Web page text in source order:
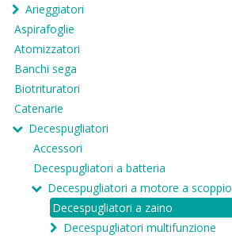
Arieggiatori
Aspirafoglie
Atomizzatori
Banchi sega
Biotrituratori
Catenarie
Decespugliatori
Accessori
Decespugliatori a batteria
Decespugliatori a motore a scoppio
Decespugliatori a zaino
Decespugliatori multifunzione